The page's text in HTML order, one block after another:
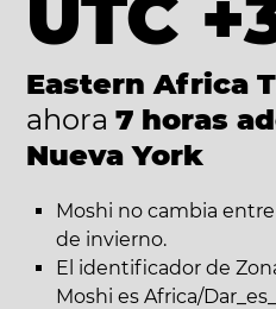
UTC
Eastern Africa
ahora 7 horas
Nueva York
Moshi no cambia
de invierno.
El identificador de
Moshi es Africa/